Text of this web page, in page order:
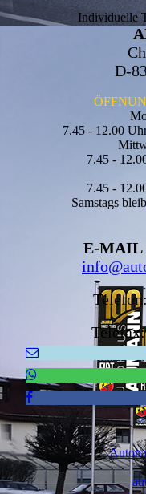
Individuelle
D-
7.45 - 12.00
7.45 -
7.45 -
Samstags
E-MAIL